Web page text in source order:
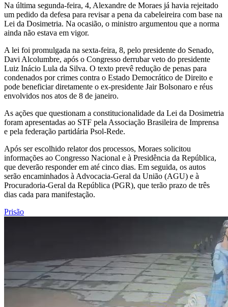
Na última segunda-feira, 4, Alexandre de Moraes já havia rejeitado
um pedido da defesa para revisar a pena da cabeleireira com base na
Lei da Dosimetria. Na ocasião, o ministro argumentou que a norma
ainda não estava em vigor.
A lei foi promulgada na sexta-feira, 8, pelo presidente do Senado,
Davi Alcolumbre, após o Congresso derrubar veto do presidente
Luiz Inácio Lula da Silva. O texto prevê redução de penas para
condenados por crimes contra o Estado Democrático de Direito e
pode beneficiar diretamente o ex-presidente Jair Bolsonaro e réus
envolvidos nos atos de 8 de janeiro.
As ações que questionam a constitucionalidade da Lei da Dosimetria
foram apresentadas ao STF pela Associação Brasileira de Imprensa
e pela federação partidária Psol-Rede.
Após ser escolhido relator dos processos, Moraes solicitou
informações ao Congresso Nacional e à Presidência da República,
que deverão responder em até cinco dias. Em seguida, os autos
serão encaminhados à Advocacia-Geral da União (AGU) e à
Procuradoria-Geral da República (PGR), que terão prazo de três
dias cada para manifestação.
Prisão